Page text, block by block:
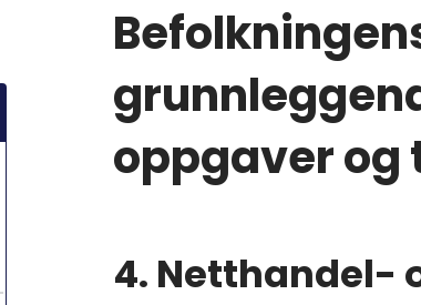
oppgaver og
4. Netthandel-